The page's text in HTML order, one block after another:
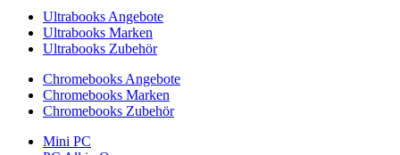
Ultrabooks Angebote
Ultrabooks Marken
Ultrabooks Zubehör
Chromebooks Angebote
Chromebooks Marken
Chromebooks Zubehör
Mini PC